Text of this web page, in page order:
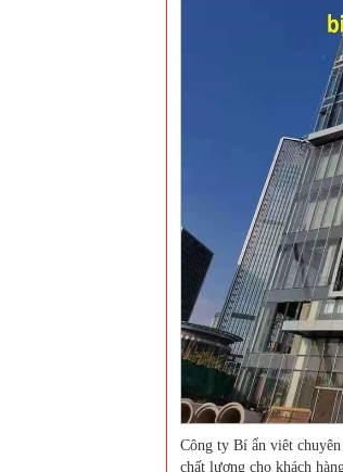
Công ty Bí ẩn viêt
chất lượng cho khách